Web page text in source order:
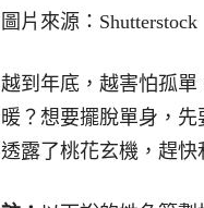
圖片來源：Shutterstock
越到年底，越害怕孤
暖？想要擺脫單身，
透露了桃花玄機，趕快